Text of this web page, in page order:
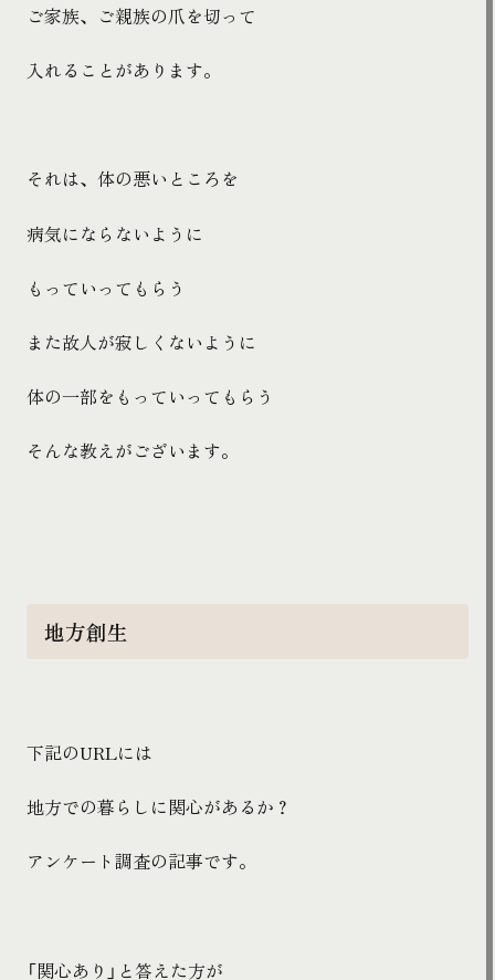
ご家族、ご親族の爪を切って
入れることがあります。
それは、体の悪いところを
病気にならないように
もっていってもらう
また故人が寂しくないように
体の一部をもっていってもらう
そんな教えがございます。
地方創生
下記のURLには
地方での暮らしに関心があるか？
アンケート調査の記事です。
「関心あり」と答えた方が